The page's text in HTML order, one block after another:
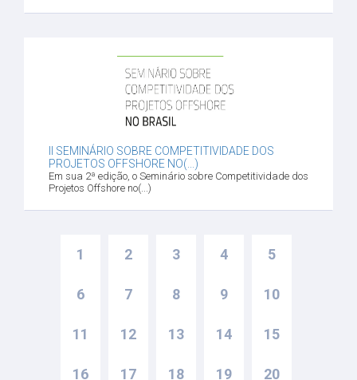
II SEMINÁRIO SOBRE COMPETITIVIDADE DOS
PROJETOS OFFSHORE NO(...)
Em sua 2ª edição, o Seminário sobre Competitividade dos
Projetos Offshore no(...)
1 2 3 4 5
6 7 8 9 10
11 12 13 14 15
16 17 18 19 20